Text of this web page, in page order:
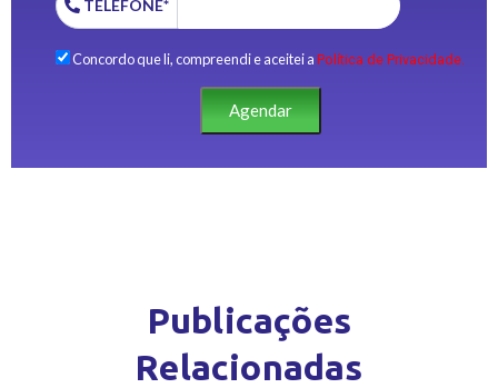
TELEFONE*
Concordo que li, compreendi e aceitei a Política de Privacidade.
Agendar
Publicações
Relacionadas